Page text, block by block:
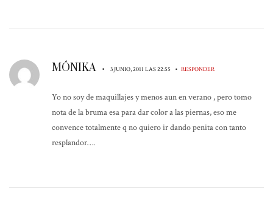
MÓNIKA • 3 JUNIO, 2011 LAS 22:55 • RESPONDER
Yo no soy de maquillajes y menos aun en verano , pero tomo
nota de la bruma esa para dar color a las piernas, eso me
convence totalmente q no quiero ir dando penita con tanto
resplandor….